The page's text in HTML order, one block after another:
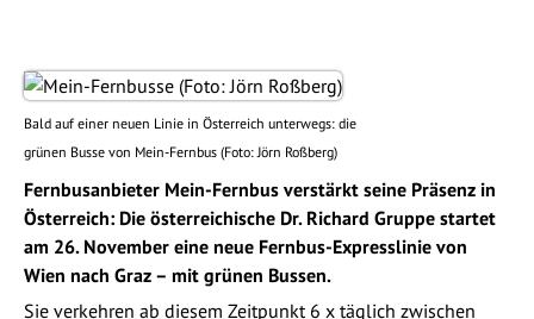
Bald auf einer neuen Linie in Österreich unterwegs: die
grünen Busse von Mein-Fernbus (Foto: Jörn Roßberg)
Fernbusanbieter Mein-Fernbus verstärkt seine Präsenz in
Österreich: Die österreichische Dr. Richard Gruppe startet
am 26. November eine neue Fernbus-Expresslinie von
Wien nach Graz – mit grünen Bussen.
Sie verkehren ab diesem Zeitpunkt 6 x täglich zwischen